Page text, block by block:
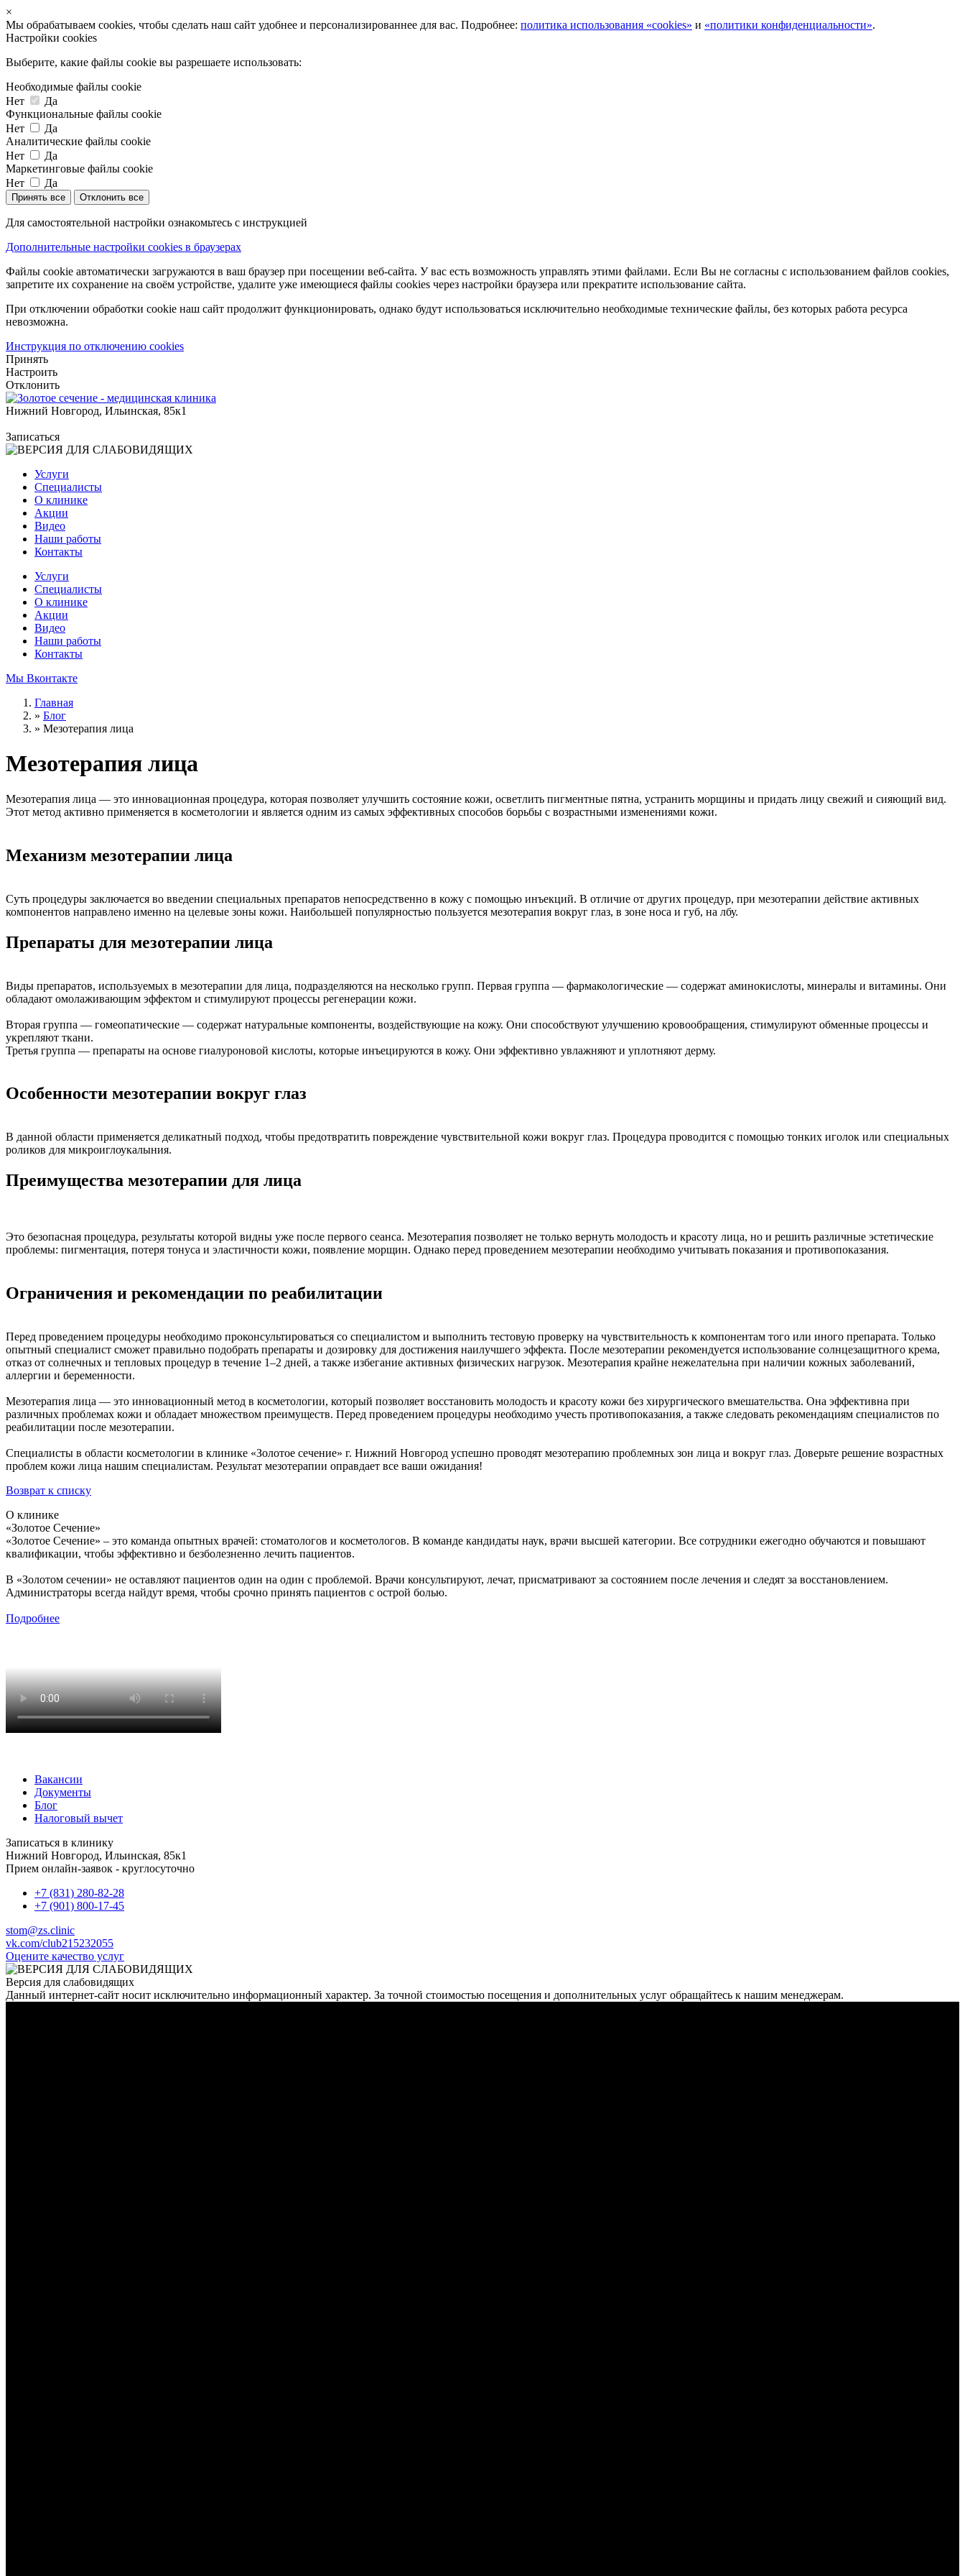
×
Мы обрабатываем cookies, чтобы сделать наш сайт удобнее и персонализированнее для вас. Подробнее: политика использования «cookies» и «политики конфиденциальности».
Настройки cookies
Выберите, какие файлы cookie вы разрешаете использовать:
Необходимые файлы cookie
Нет
Да
Функциональные файлы cookie
Нет
Да
Аналитические файлы cookie
Нет
Да
Маркетинговые файлы cookie
Нет
Да
Принять все Отклонить все
Для самостоятельной настройки ознакомьтесь с инструкцией
Дополнительные настройки cookies в браузерах
Файлы cookie автоматически загружаются в ваш браузер при посещении веб-сайта. У вас есть возможность управлять этими файлами. Если Вы не согласны с использованием файлов cookies,
запретите их сохранение на своём устройстве, удалите уже имеющиеся файлы cookies через настройки браузера или прекратите использование сайта.
При отключении обработки cookie наш сайт продолжит функционировать, однако будут использоваться исключительно необходимые технические файлы, без которых работа ресурса
невозможна.
Инструкция по отключению cookies
Принять
Настроить
Отклонить
Нижний Новгород, Ильинская, 85к1
Записаться
Услуги
Специалисты
О клинике
Акции
Видео
Наши работы
Контакты
Услуги
Специалисты
О клинике
Акции
Видео
Наши работы
Контакты
Мы Вконтакте
Главная
» Блог
» Мезотерапия лица
Мезотерапия лица
Мезотерапия лица — это инновационная процедура, которая позволяет улучшить состояние кожи, осветлить пигментные пятна, устранить морщины и придать лицу свежий и сияющий вид.
Этот метод активно применяется в косметологии и является одним из самых эффективных способов борьбы с возрастными изменениями кожи.
Механизм мезотерапии лица
Суть процедуры заключается во введении специальных препаратов непосредственно в кожу с помощью инъекций. В отличие от других процедур, при мезотерапии действие активных
компонентов направлено именно на целевые зоны кожи. Наибольшей популярностью пользуется мезотерапия вокруг глаз, в зоне носа и губ, на лбу.
Препараты для мезотерапии лица
Виды препаратов, используемых в мезотерапии для лица, подразделяются на несколько групп. Первая группа — фармакологические — содержат аминокислоты, минералы и витамины. Они
обладают омолаживающим эффектом и стимулируют процессы регенерации кожи.
Вторая группа — гомеопатические — содержат натуральные компоненты, воздействующие на кожу. Они способствуют улучшению кровообращения, стимулируют обменные процессы и
укрепляют ткани.
Третья группа — препараты на основе гиалуроновой кислоты, которые инъецируются в кожу. Они эффективно увлажняют и уплотняют дерму.
Особенности мезотерапии вокруг глаз
В данной области применяется деликатный подход, чтобы предотвратить повреждение чувствительной кожи вокруг глаз. Процедура проводится с помощью тонких иголок или специальных
роликов для микроиглоукалыния.
Преимущества мезотерапии для лица
Это безопасная процедура, результаты которой видны уже после первого сеанса. Мезотерапия позволяет не только вернуть молодость и красоту лица, но и решить различные эстетические
проблемы: пигментация, потеря тонуса и эластичности кожи, появление морщин. Однако перед проведением мезотерапии необходимо учитывать показания и противопоказания.
Ограничения и рекомендации по реабилитации
Перед проведением процедуры необходимо проконсультироваться со специалистом и выполнить тестовую проверку на чувствительность к компонентам того или иного препарата. Только
опытный специалист сможет правильно подобрать препараты и дозировку для достижения наилучшего эффекта. После мезотерапии рекомендуется использование солнцезащитного крема,
отказ от солнечных и тепловых процедур в течение 1–2 дней, а также избегание активных физических нагрузок. Мезотерапия крайне нежелательна при наличии кожных заболеваний,
аллергии и беременности.
Мезотерапия лица — это инновационный метод в косметологии, который позволяет восстановить молодость и красоту кожи без хирургического вмешательства. Она эффективна при
различных проблемах кожи и обладает множеством преимуществ. Перед проведением процедуры необходимо учесть противопоказания, а также следовать рекомендациям специалистов по
реабилитации после мезотерапии.
Специалисты в области косметологии в клинике «Золотое сечение» г. Нижний Новгород успешно проводят мезотерапию проблемных зон лица и вокруг глаз. Доверьте решение возрастных
проблем кожи лица нашим специалистам. Результат мезотерапии оправдает все ваши ожидания!
Возврат к списку
О клинике
«Золотое Сечение»
«Золотое Сечение» – это команда опытных врачей: стоматологов и косметологов. В команде кандидаты наук, врачи высшей категории. Все сотрудники ежегодно обучаются и повышают
квалификации, чтобы эффективно и безболезненно лечить пациентов.
В «Золотом сечении» не оставляют пациентов один на один с проблемой. Врачи консультируют, лечат, присматривают за состоянием после лечения и следят за восстановлением.
Администраторы всегда найдут время, чтобы срочно принять пациентов с острой болью.
Подробнее
Вакансии
Документы
Блог
Налоговый вычет
Записаться в клинику
Нижний Новгород, Ильинская, 85к1
Прием онлайн-заявок - круглосуточно
+7 (831) 280-82-28
+7 (901) 800-17-45
stom@zs.clinic
vk.com/club215232055
Оцените качество услуг
Версия для слабовидящих
Данный интернет-сайт носит исключительно информационный характер. За точной стоимостью посещения и дополнительных услуг обращайтесь к нашим менеджерам.